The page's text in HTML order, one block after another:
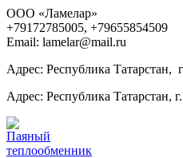
ООО «Ламелар»
+79172785005, +79655854509
Email: lamelar@mail.ru
Адрес: Республика
Адрес: Республика Татарстан,